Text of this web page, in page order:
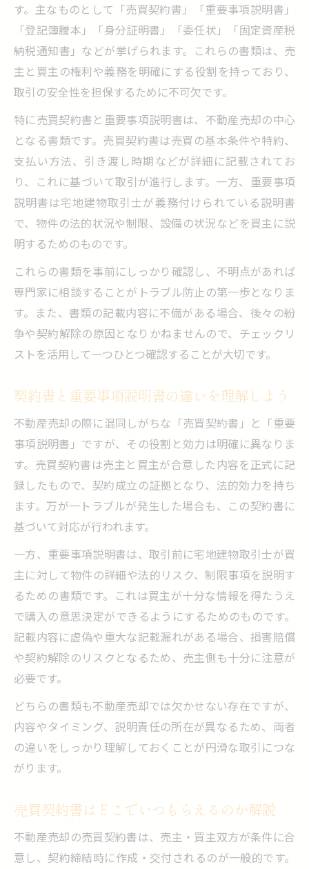
す。主なものとして「売買契約書」「重要事項説明書」
「登記簿謄本」「身分証明書」「委任状」「固定資産税
納税通知書」などが挙げられます。これらの書類は、売
主と買主の権利や義務を明確にする役割を持っており、
取引の安全性を担保するために不可欠です。
特に売買契約書と重要事項説明書は、不動産売却の中心
となる書類です。売買契約書は売買の基本条件や特約、
支払い方法、引き渡し時期などが詳細に記載されてお
り、これに基づいて取引が進行します。一方、重要事項
説明書は宅地建物取引士が義務付けられている説明書
で、物件の法的状況や制限、設備の状況などを買主に説
明するためのものです。
これらの書類を事前にしっかり確認し、不明点があれば
専門家に相談することがトラブル防止の第一歩となりま
す。また、書類の記載内容に不備がある場合、後々の紛
争や契約解除の原因となりかねませんので、チェックリ
ストを活用して一つひとつ確認することが大切です。
契約書と重要事項説明書の違いを理解しよう
不動産売却の際に混同しがちな「売買契約書」と「重要
事項説明書」ですが、その役割と効力は明確に異なりま
す。売買契約書は売主と買主が合意した内容を正式に記
録したもので、契約成立の証拠となり、法的効力を持ち
ます。万が一トラブルが発生した場合も、この契約書に
基づいて対応が行われます。
一方、重要事項説明書は、取引前に宅地建物取引士が買
主に対して物件の詳細や法的リスク、制限事項を説明す
るための書類です。これは買主が十分な情報を得たうえ
で購入の意思決定ができるようにするためのものです。
記載内容に虚偽や重大な記載漏れがある場合、損害賠償
や契約解除のリスクとなるため、売主側も十分に注意が
必要です。
どちらの書類も不動産売却では欠かせない存在ですが、
内容やタイミング、説明責任の所在が異なるため、両者
の違いをしっかり理解しておくことが円滑な取引につな
がります。
売買契約書はどこでいつもらえるのか解説
不動産売却の売買契約書は、売主・買主双方が条件に合
意し、契約締結時に作成・交付されるのが一般的です。